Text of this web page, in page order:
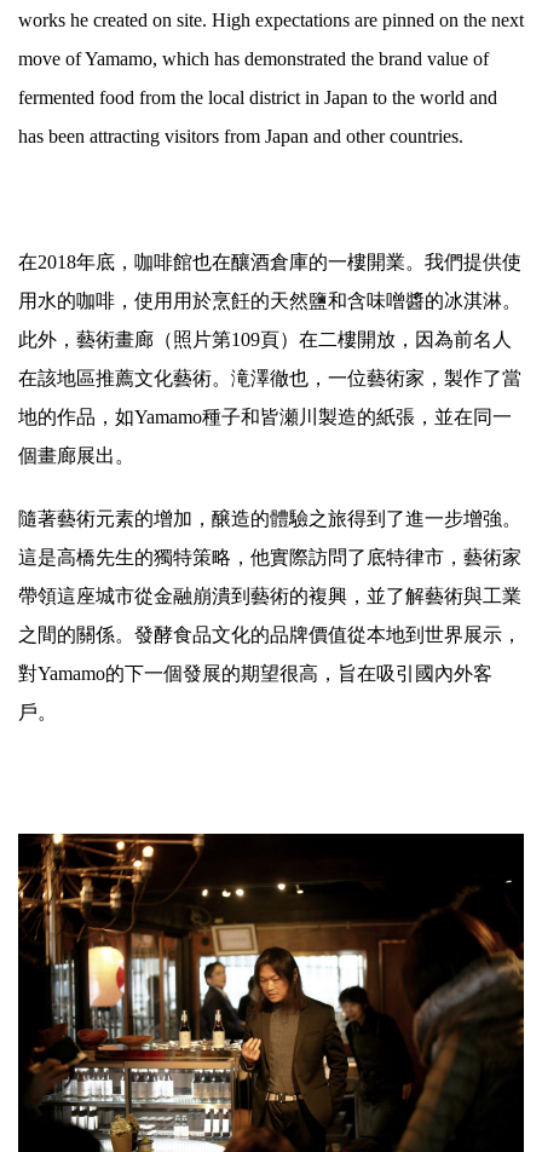
works he created on site. High expectations are pinned on the next
move of Yamamo, which has demonstrated the brand value of
fermented food from the local district in Japan to the world and
has been attracting visitors from Japan and other countries.
在2018年底，咖啡館也在釀酒倉庫的一樓開業。我們提供使
用水的咖啡，使用用於烹飪的天然鹽和含味噌醬的冰淇淋。
此外，藝術畫廊（照片第109頁）在二樓開放，因為前名人
在該地區推薦文化藝術。滝澤徹也，一位藝術家，製作了當
地的作品，如Yamamo種子和皆瀬川製造的紙張，並在同一
個畫廊展出。
隨著藝術元素的增加，醸造的體驗之旅得到了進一步增強。
這是高橋先生的獨特策略，他實際訪問了底特律市，藝術家
帶領這座城市從金融崩潰到藝術的複興，並了解藝術與工業
之間的關係。發酵食品文化的品牌價值從本地到世界展示，
對Yamamo的下一個發展的期望很高，旨在吸引國內外客
戶。